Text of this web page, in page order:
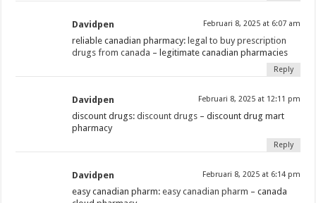
Davidpen Februari 8, 2025 at 6:07 am
reliable canadian pharmacy: legal to buy prescription
drugs from canada – legitimate canadian pharmacies
Reply
Davidpen Februari 8, 2025 at 12:11 pm
discount drugs:discount drugs – discount drug mart
pharmacy
Reply
Davidpen Februari 8, 2025 at 6:14 pm
easy canadian pharm:easy canadian pharm – canada